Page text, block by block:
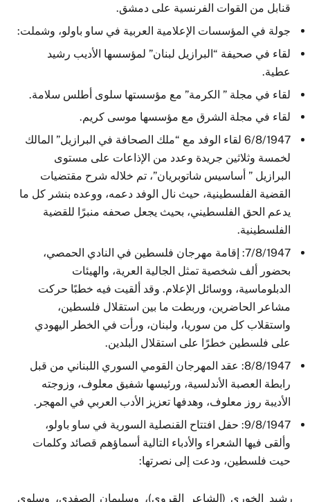
قنابل من القوات الفرنسية على دمشق.
جولة في المؤسسات الإعلامية العربية في ساو باولو، وشملت:
لقاء في صحيفة “البرازيل لبنان” لمؤسسها الأديب رشيد
عطية.
لقاء في مجلة ” الكرمة” مع مؤسستها سلوى أطلس سلامة.
لقاء في مجلة الشرق مع مؤسسها موسى كريم.
6/8/1947 لقاء الوفد مع “ملك الصحافة في البرازيل” المالك
لخمسة وثلاثين جريدة وعدد من الإذاعات على مستوى
البرازيل ” أساسيس شاتوبريان”، تم خلاله شرح مقتضيات
القضية الفلسطينية، حيث نال الوفد دعمه، ووعده بنشر كل ما
يدعم الحق الفلسطيني، بحيث يجعل صحفه منبرًا للقضية
الفلسطينية.
7/8/1947: إقامة مهرجان فلسطين في النادي الحمصي،
بحضور ألف شخصية تمثل الجالية العرية، والهيئات
الدبلوماسية، ووسائل الإعلام. وقد ألقيت فيه خطبًا حركت
مشاعر الحاضرين، وربطت ما بين استقلال فلسطين،
واستقلاب كل من سوريا، ولبنان، ورأت في الخطر اليهودي
على فلسطين خطرًا على استقلال البلدين.
8/8/1947: عقد المهرجان القومي السوري اللبناني من قبل
رابطة العصبة الأندلسية، ورئيسها شفيق معلوف، وزوجته
الأديبة روز معلوف، وهدفها تعزيز الأدب العربي في المهجر.
9/8/1947: حفل افتتاح القنصلية السورية في ساو باولو،
وألقى فيها الشعراء والأدباء التالية أسماؤهم قصائد وكلمات
حيت فلسطين، ودعت إلى نصرتها:
رشيد الخوري (الشاعر القروي)، وسليمان الصفدي، وسلوى